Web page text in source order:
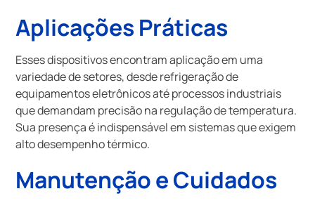
Aplicações Práticas
Esses dispositivos encontram aplicação em uma
variedade de setores, desde refrigeração de
equipamentos eletrônicos até processos industriais
que demandam precisão na regulação de temperatura.
Sua presença é indispensável em sistemas que exigem
alto desempenho térmico.
Manutenção e Cuidados